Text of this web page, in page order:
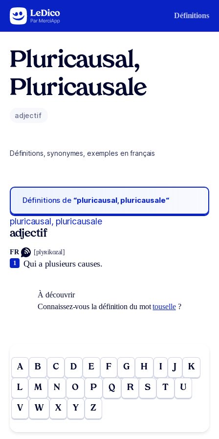
Aller au contenu Définitions
Pluricausal,
Pluricausale
adjectif
Définitions, synonymes, exemples en français
Définitions de “pluricausal, pluricausale“
pluricausal, pluricausale
adjectif
FR [plyʀikozal]
Qui a plusieurs causes.
1
À découvrir
Connaissez-vous la définition du mottouselle?
A B C D E F G H I J K
L M N O P Q R S T U
V W X Y Z